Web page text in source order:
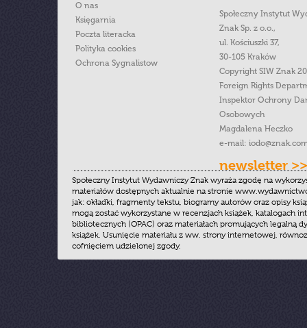
O nas
Księgarnia
Poczta literacka
Polityka cookies
Ochrona Sygnalistow
Społeczny Instytut
Znak Sp. z o.o.,
ul. Kościuszki 37,
30-105 Kraków
Copyright SIW Znak
Foreign Rights
Inspektor Ochrony
Osobowych
Magdalena Heczko
e-mail:
newsletter >>
Społeczny Instytut Wydawniczy Znak wyraża zgodę na
materiałów dostępnych aktualnie na stronie
jak: okładki, fragmenty tekstu, biogramy autorów oraz opisy
mogą zostać wykorzystane w recenzjach książek, katalogach
bibliotecznych (OPAC) oraz materiałach promujących legalną
książek. Usunięcie materiału z ww. strony internetowej,
cofnięciem udzielonej zgody.